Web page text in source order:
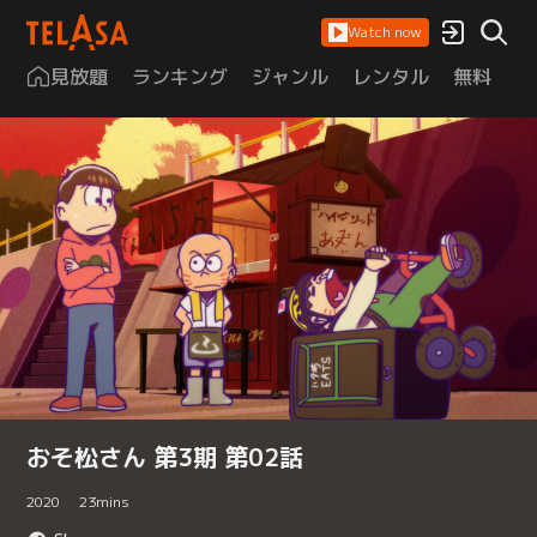
Watch now
見放題 ランキング ジャンル レンタル 無料
おそ松さん 第3期 第02話
2020 23mins